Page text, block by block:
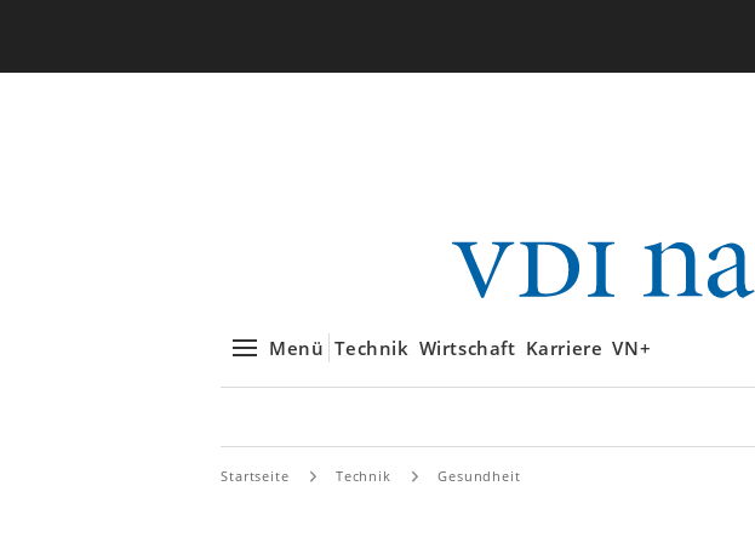
Menü Technik Wirtschaft Karriere VN+
Startseite Technik Gesundheit